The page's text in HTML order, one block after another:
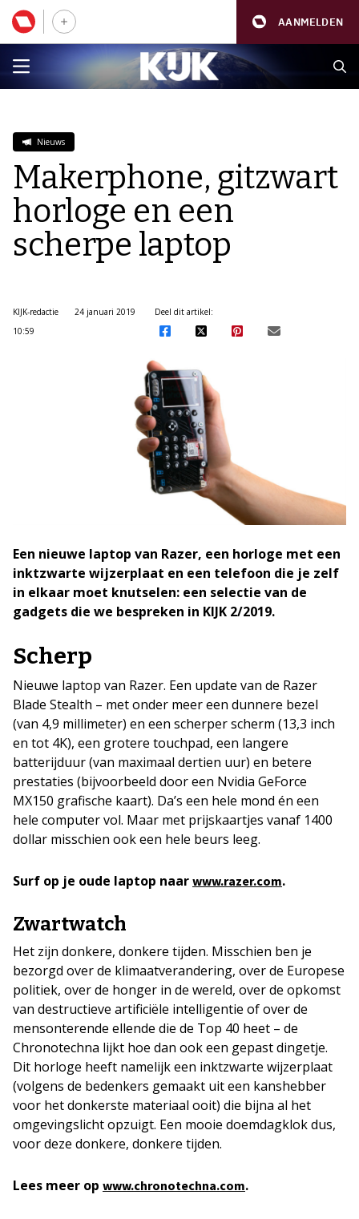
AANMELDEN
Nieuws
Makerphone, gitzwart
horloge en een
scherpe laptop
KIJK-redactie
24 januari 2019
10:59
Deel dit artikel:
Een nieuwe laptop van Razer, een horloge met een
inktzwarte wijzerplaat en een telefoon die je zelf
in elkaar moet knutselen: een selectie van de
gadgets die we bespreken in KIJK 2/2019.
Scherp
Nieuwe laptop van Razer. Een update van de Razer
Blade Stealth – met onder meer een dunnere bezel
(van 4,9 millimeter) en een scherper scherm (13,3 inch
en tot 4K), een grotere touchpad, een langere
batterijduur (van maximaal dertien uur) en betere
prestaties (bijvoorbeeld door een Nvidia GeForce
MX150 grafische kaart). Da’s een hele mond én een
hele computer vol. Maar met prijskaartjes vanaf 1400
dollar misschien ook een hele beurs leeg.
Surf op je oude laptop naar www.razer.com.
Zwartwatch
Het zijn donkere, donkere tijden. Misschien ben je
bezorgd over de klimaatverandering, over de Europese
politiek, over de honger in de wereld, over de opkomst
van destructieve artificiële intelligentie of over de
mensonterende ellende die de Top 40 heet – de
Chronotechna lijkt hoe dan ook een gepast dingetje.
Dit horloge heeft namelijk een inktzwarte wijzerplaat
(volgens de bedenkers gemaakt uit een kanshebber
voor het donkerste materiaal ooit) die bijna al het
omgevingslicht opzuigt. Een mooie doemdagklok dus,
voor deze donkere, donkere tijden.
Lees meer op www.chronotechna.com.